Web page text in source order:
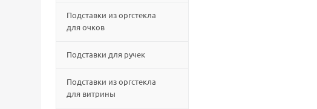
Подставки из оргстекла
для очков
Подставки для ручек
Подставки из оргстекла
для витрины